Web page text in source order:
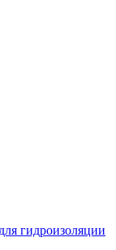
гидроизоляции